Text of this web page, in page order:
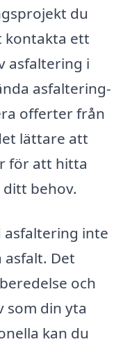
du
kontakta ett
asfaltering i
asfaltering-
offerter från
lättare att
för att hitta
behov.
asfaltering inte
Det
och
som din yta
kan du